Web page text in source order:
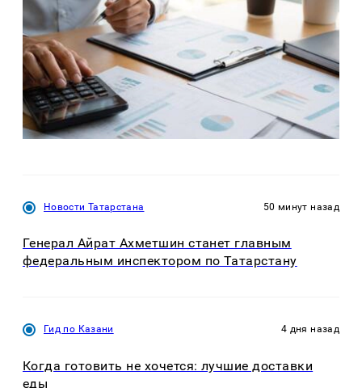
Новости Татарстана 50 минут назад
Генерал Айрат Ахметшин станет главным
федеральным инспектором по Татарстану
Гид по Казани 4 дня назад
Когда готовить не хочется: лучшие доставки
еды